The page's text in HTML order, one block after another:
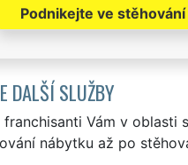
Podnikejte ve stěhování
DALŠÍ SLUŽBY
franchisanti Vám v oblasti
nábytku až po